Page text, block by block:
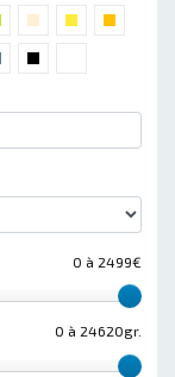
0 à 2499€
0 à 24620gr.